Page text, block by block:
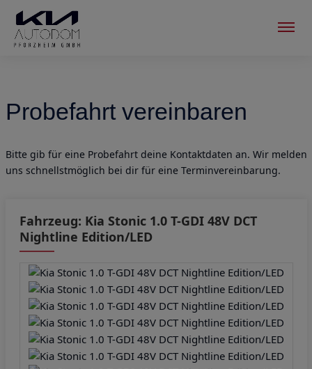
Menu
Probefahrt vereinbaren
Bitte gib für eine Probefahrt deine Kontaktdaten an. Wir melden
uns schnellstmöglich bei dir für eine Terminvereinbarung.
Fahrzeug: Kia Stonic 1.0 T-GDI 48V DCT
Nightline Edition/LED